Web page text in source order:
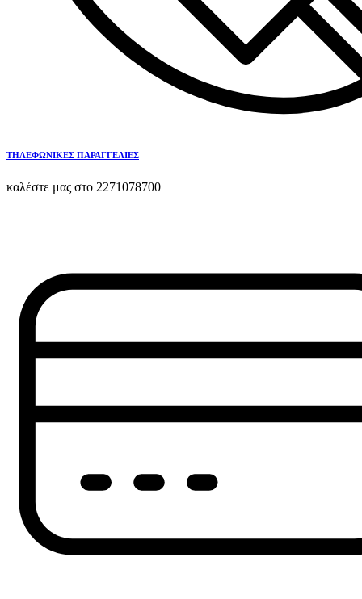
ΤΗΛΕΦΩΝΙΚΕΣ ΠΑΡΑΓΓΕΛΙΕΣ
καλέστε μας στο 2271078700